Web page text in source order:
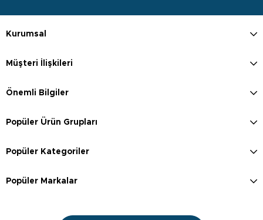
Kurumsal
Müşteri İlişkileri
Önemli Bilgiler
Popüler Ürün Grupları
Popüler Kategoriler
Popüler Markalar